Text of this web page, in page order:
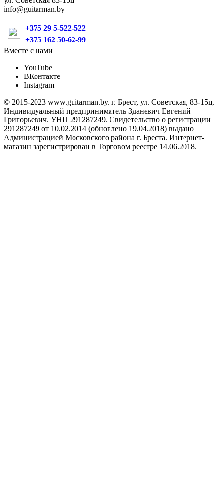
info@guitarman.by
+375 29 5-522-522
+375 162 50-62-99
Вместе с нами
YouTube
ВКонтакте
Instagram
© 2015-2023 www.guitarman.by. г. Брест, ул. Советская, 83-15ц.
Индивидуальный предприниматель Зданевич Евгений
Григорьевич. УНП 291287249. Свидетельство о регистрации
291287249 от 10.02.2014 (обновлено 19.04.2018) выдано
Администрацией Московского района г. Бреста. Интернет-
магазин зарегистрирован в Торговом реестре 14.06.2018.